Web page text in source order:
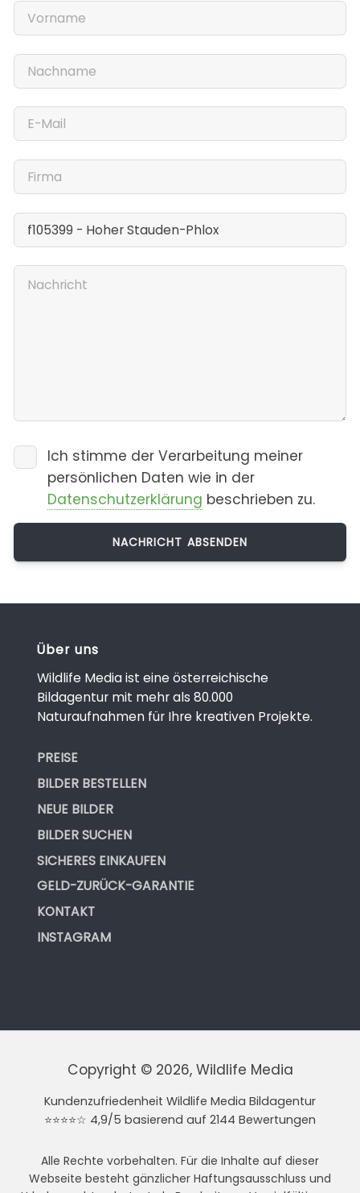
Ich stimme der Verarbeitung meiner
persönlichen Daten wie in der
Datenschutzerklärung beschrieben zu.
Über uns
Wildlife Media ist eine österreichische
Bildagentur mit mehr als 80.000
Naturaufnahmen für Ihre kreativen Projekte.
PREISE
BILDER BESTELLEN
NEUE BILDER
BILDER SUCHEN
SICHERES EINKAUFEN
GELD-ZURÜCK-GARANTIE
KONTAKT
INSTAGRAM
Copyright © 2026, Wildlife Media
Kundenzufriedenheit Wildlife Media Bildagentur
⭐⭐⭐⭐☆ 4,9/5 basierend auf 2144 Bewertungen
Alle Rechte vorbehalten. Für die Inhalte auf dieser
Webseite besteht gänzlicher Haftungsausschluss und